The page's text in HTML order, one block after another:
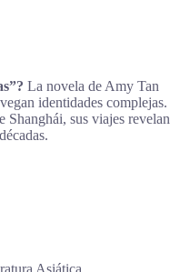
La novela de Amy Tan
identidades complejas.
Shanghái, sus viajes revelan
Asiática